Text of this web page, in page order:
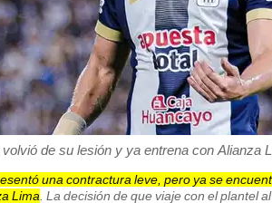
de su lesión y ya entrena con Alianza
una contractura leve, pero ya se
Lima. La decisión de que viaje con el plantel